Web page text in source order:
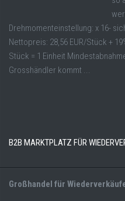
Drehmomenteinstellung: x 16-
Nettopreis: 28,56 EUR/Stück +
Stück = 1 Einheit
Grosshändler kommt ...
B2B MARKTPLATZ FÜR
Großhandel für